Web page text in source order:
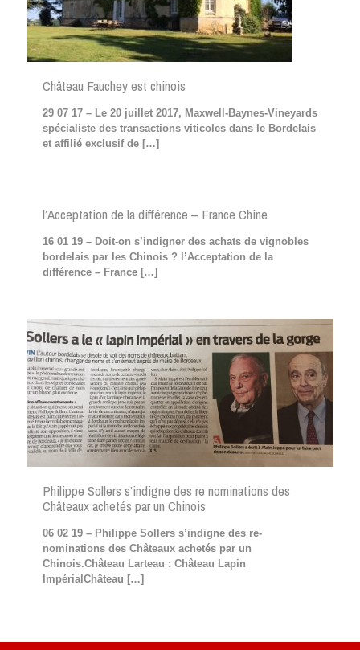
Château Fauchey est chinois
29 07 17 – Le 20 juillet 2017, Maxwell-Baynes-Vineyards
spécialiste des transactions viticoles dans le Bordelais
et affilié exclusif de […]
l’Acceptation de la différence – France Chine
16 01 19 – Doit-on s’indigner des achats de vignobles
bordelais par les Chinois ? l’Acceptation de la
différence – France […]
Philippe Sollers s’indigne des re nominations des
Châteaux achetés par un Chinois
06 02 19 – Philippe Sollers s’indigne des re-
nominations des Châteaux achetés par un
Chinois.Château Larteau : Château Lapin
ImpérialChâteau […]